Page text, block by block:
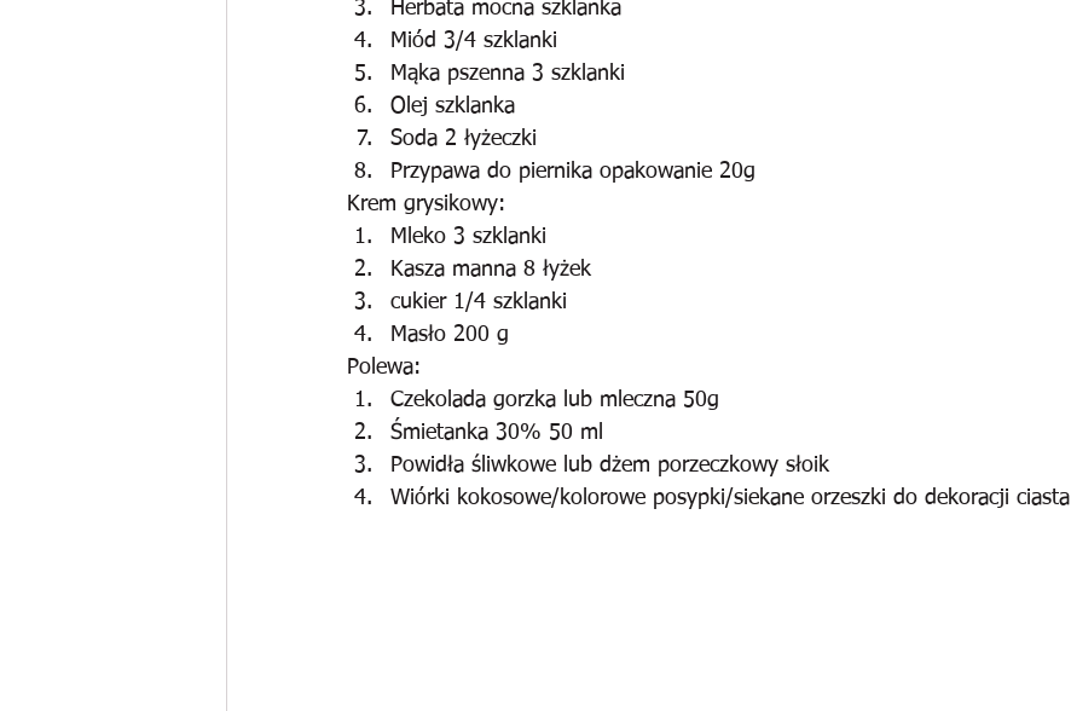
Herbata mocna szklanka
Miód 3/4 szklanki
Mąka pszenna 3 szklanki
Olej szklanka
Soda 2 łyżeczki
Przypawa do piernika opakowanie 20g
Krem grysikowy:
Mleko 3 szklanki
Kasza manna 8 łyżek
cukier 1/4 szklanki
Masło 200 g
Polewa:
Czekolada gorzka lub mleczna 50g
Śmietanka 30% 50 ml
Powidła śliwkowe lub dżem porzeczkowy słoik
Wiórki kokosowe/kolorowe posypki/siekane orzeszki do dekoracji ciasta